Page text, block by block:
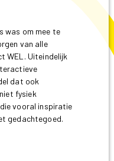
was om mee te
van alle
WEL. Uiteindelijk
dat ook
fysiek
vooral inspiratie
gedachtegoed.